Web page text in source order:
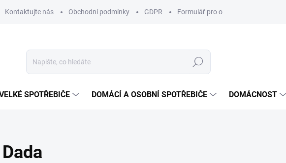
Kontaktujte nás Obchodní podmínky GDPR Formulář pro odstoupení od smlouvy
Hledat
SPOTŘEBIČE DOMÁCÍ A OSOBNÍ SPOTŘEBIČE DOMÁCNOST
Dada